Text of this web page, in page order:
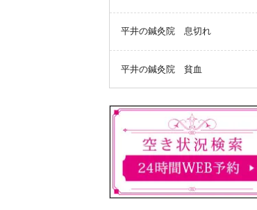
平井の鍼灸院 息切れ
平井の鍼灸院 貧血